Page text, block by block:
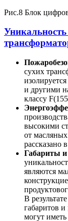
Рис.8 Блок
сухих
и другими
классу
высокими
от
рассказано в
Габариты и
являются
В
габаритов
могут